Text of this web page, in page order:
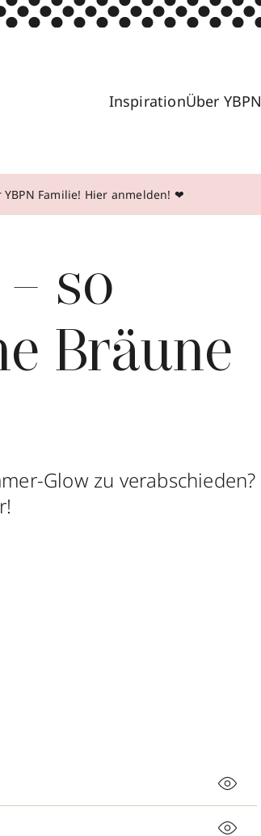
InspirationÜber YBPN
Familie! Hier anmelden! ❤
so
Bräune
Glow zu verabschieden?